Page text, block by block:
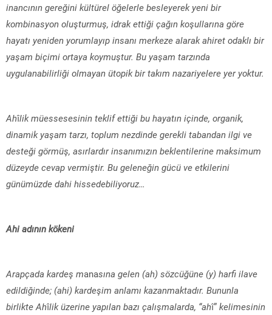
inancının gereğini kültürel öğelerle besleyerek yeni bir
kombinasyon oluşturmuş, idrak ettiği çağın koşullarına göre
hayatı yeniden yorumlayıp insanı merkeze alarak ahiret odaklı bir
yaşam biçimi ortaya koymuştur. Bu yaşam tarzında
uygulanabilirliği olmayan ütopik bir takım nazariyelere yer yoktur.
Ahîlik müessesesinin teklif ettiği bu hayatın içinde, organik,
dinamik yaşam tarzı, toplum nezdinde gerekli tabandan ilgi ve
desteği görmüş, asırlardır insanımızın beklentilerine maksimum
düzeyde cevap vermiştir. Bu geleneğin gücü ve etkilerini
günümüzde dahi hissedebiliyoruz…
Ahi adının kökeni
Arapçada kardeş manasına gelen (ah) sözcüğüne (y) harfi ilave
edildiğinde; (ahi) kardeşim anlamı kazanmaktadır. Bununla
birlikte Ahîlik üzerine yapılan bazı çalışmalarda, “ahî” kelimesinin